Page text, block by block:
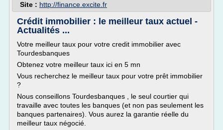
Site : http://finance.excite.fr
Crédit immobilier : le meilleur taux actuel -
Actualités ...
Votre meilleur taux pour votre credit immobilier avec
Tourdesbanques
Obtenez votre meilleur taux ici en 5 mn
Vous recherchez le meilleur taux pour votre prêt immobilier
?
Nous conseillons Tourdesbanques , le seul courtier qui
travaille avec toutes les banques (et non pas seulement les
banques partenaires). Vous aurez la garantie réelle du
meilleur taux négocié.